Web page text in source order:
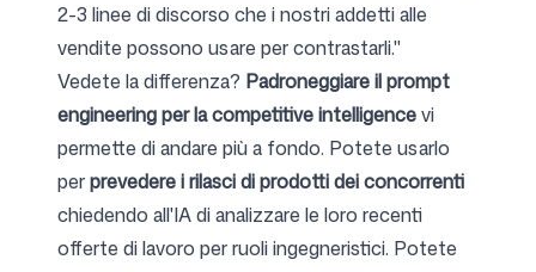
2-3 linee di discorso che i nostri addetti alle
vendite possono usare per contrastarli."
Vedete la differenza? Padroneggiare il prompt
engineering per la competitive intelligencevi
permette di andare più a fondo. Potete usarlo
perprevedere i rilasci di prodotti dei concorrenti
chiedendo all'IA di analizzare le loro recenti
offerte di lavoro per ruoli ingegneristici. Potete